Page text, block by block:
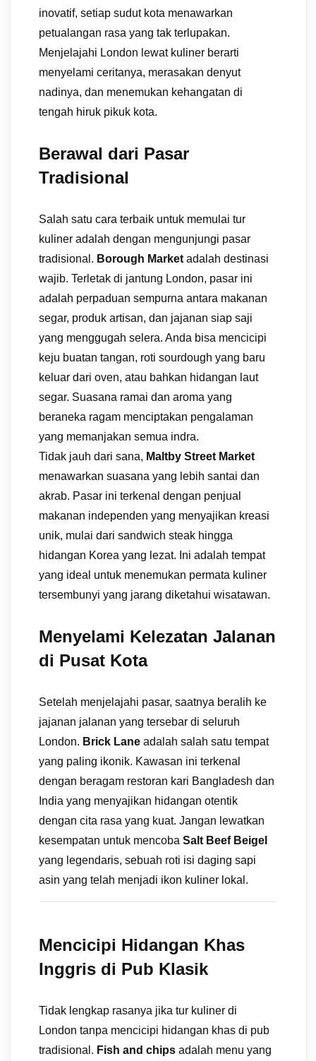
inovatif, setiap sudut kota menawarkan
petualangan rasa yang tak terlupakan.
Menjelajahi London lewat kuliner berarti
menyelami ceritanya, merasakan denyut
nadinya, dan menemukan kehangatan di
tengah hiruk pikuk kota.
Berawal dari Pasar
Tradisional
Salah satu cara terbaik untuk memulai tur
kuliner adalah dengan mengunjungi pasar
tradisional. Borough Market adalah destinasi
wajib. Terletak di jantung London, pasar ini
adalah perpaduan sempurna antara makanan
segar, produk artisan, dan jajanan siap saji
yang menggugah selera. Anda bisa mencicipi
keju buatan tangan, roti sourdough yang baru
keluar dari oven, atau bahkan hidangan laut
segar. Suasana ramai dan aroma yang
beraneka ragam menciptakan pengalaman
yang memanjakan semua indra.
Tidak jauh dari sana, Maltby Street Market
menawarkan suasana yang lebih santai dan
akrab. Pasar ini terkenal dengan penjual
makanan independen yang menyajikan kreasi
unik, mulai dari sandwich steak hingga
hidangan Korea yang lezat. Ini adalah tempat
yang ideal untuk menemukan permata kuliner
tersembunyi yang jarang diketahui wisatawan.
Menyelami Kelezatan Jalanan
di Pusat Kota
Setelah menjelajahi pasar, saatnya beralih ke
jajanan jalanan yang tersebar di seluruh
London. Brick Lane adalah salah satu tempat
yang paling ikonik. Kawasan ini terkenal
dengan beragam restoran kari Bangladesh dan
India yang menyajikan hidangan otentik
dengan cita rasa yang kuat. Jangan lewatkan
kesempatan untuk mencoba Salt Beef Beigel
yang legendaris, sebuah roti isi daging sapi
asin yang telah menjadi ikon kuliner lokal.
Mencicipi Hidangan Khas
Inggris di Pub Klasik
Tidak lengkap rasanya jika tur kuliner di
London tanpa mencicipi hidangan khas di pub
tradisional. Fish and chips adalah menu yang